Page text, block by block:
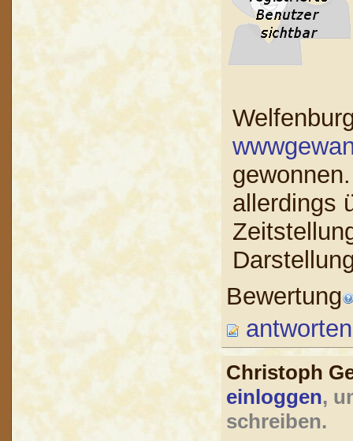
allerdings
Bewertung
antworten
Christoph
einloggen,
schreiben.